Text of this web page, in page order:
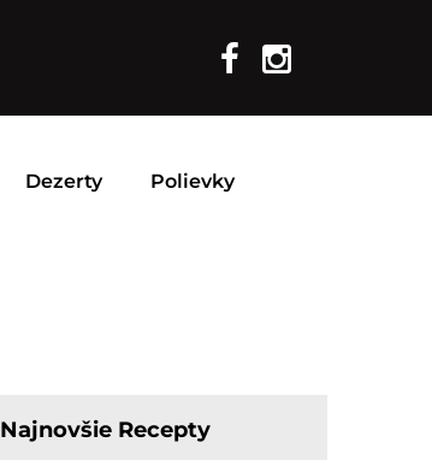
Dezerty Polievky
Najnovšie Recepty